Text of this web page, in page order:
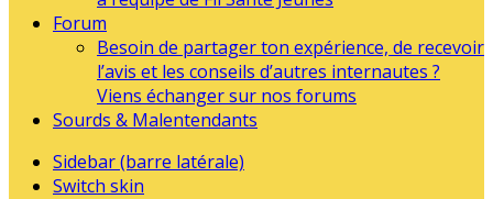
Forum
Besoin de partager ton expérience, de recevoir
l’avis et les conseils d’autres internautes ?
Viens échanger sur nos forums
Sourds & Malentendants
Sidebar (barre latérale)
Switch skin